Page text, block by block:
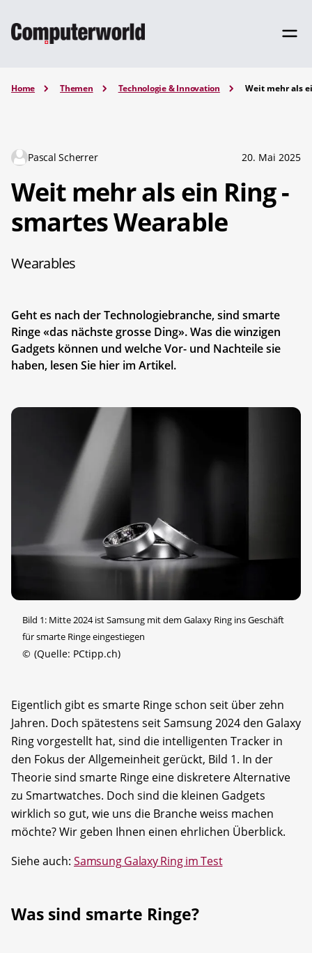
Home Themen Technologie & Innovation Weit mehr als
Pascal Scherrer 20. Mai 2025
Weit mehr als ein Ring -
smartes Wearable
Wearables
Geht es nach der Technologiebranche, sind smarte
Ringe «das nächste grosse Ding». Was die winzigen
Gadgets können und welche Vor- und Nachteile sie
haben, lesen Sie hier im Artikel.
Bild 1: Mitte 2024 ist Samsung mit dem Galaxy Ring ins Geschäft
für smarte Ringe eingestiegen
© (Quelle: PCtipp.ch)
Eigentlich gibt es smarte Ringe schon seit über zehn
Jahren. Doch spätestens seit Samsung 2024 den Galaxy
Ring vorgestellt hat, sind die intelligenten Tracker in
den Fokus der Allgemeinheit gerückt, Bild 1. In der
Theorie sind smarte Ringe eine diskretere Alternative
zu Smartwatches. Doch sind die kleinen Gadgets
wirklich so gut, wie uns die Branche weiss machen
möchte? Wir geben Ihnen einen ehrlichen Überblick.
Siehe auch: Samsung Galaxy Ring im Test
Was sind smarte Ringe?